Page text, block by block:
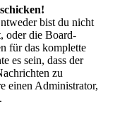
bist du nicht
oder die Board-
für das komplette
es sein, dass der
zu
einen Administrator,